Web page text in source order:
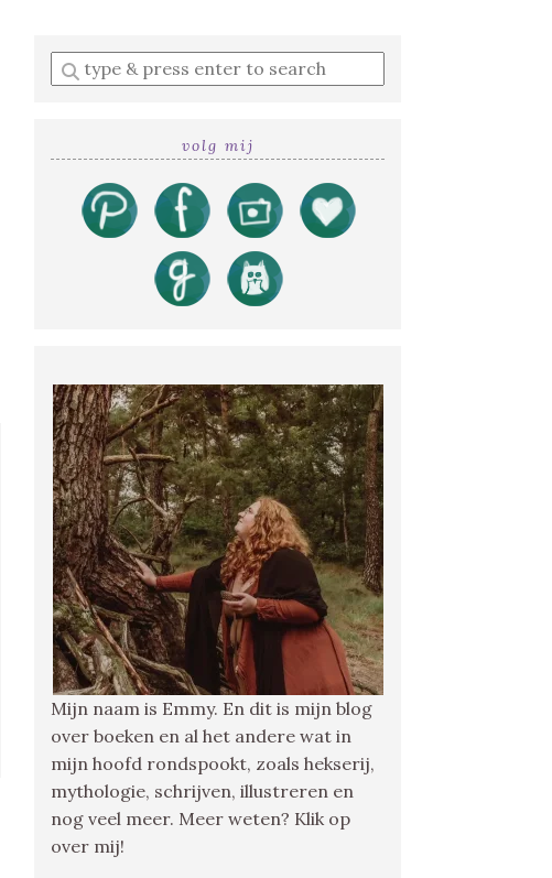
Enter
a
volg mij
Mijn naam is Emmy. En dit is mijn blog
over boeken en al het andere wat in
mijn hoofd rondspookt, zoals hekserij,
mythologie, schrijven, illustreren en
nog veel meer. Meer weten? Klik op
over mij!